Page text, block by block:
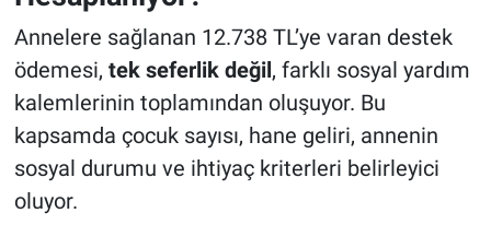
Annelere sağlanan 12.738 TL’ye varan destek
ödemesi, tek seferlik değil, farklı sosyal yardım
kalemlerinin toplamından oluşuyor. Bu
kapsamda çocuk sayısı, hane geliri, annenin
sosyal durumu ve ihtiyaç kriterleri belirleyici
oluyor.